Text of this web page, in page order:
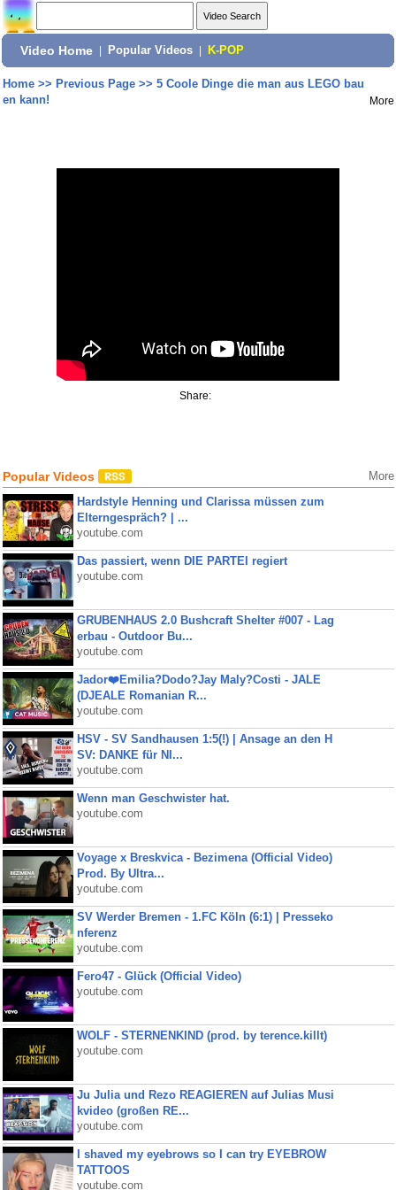
Video Home Popular Videos K-POP
Home>> Previous Page>> 5 Coole Dinge die man aus LEGO bau
en kann!
More
Share:
Popular Videos More
Hardstyle Henning und Clarissa müssen zum
Elterngespräch? | ...
youtube.com
Das passiert, wenn DIE PARTEI regiert
youtube.com
GRUBENHAUS 2.0 Bushcraft Shelter #007 - Lag
erbau - Outdoor Bu...
youtube.com
Jador❤️Emilia?Dodo?Jay Maly?Costi - JALE
(DJEALE Romanian R...
youtube.com
HSV - SV Sandhausen 1:5(!) | Ansage an den H
SV: DANKE für NI...
youtube.com
Wenn man Geschwister hat.
youtube.com
Voyage x Breskvica - Bezimena (Official Video)
Prod. By Ultra...
youtube.com
SV Werder Bremen - 1.FC Köln (6:1) | Presseko
nferenz
youtube.com
Fero47 - Glück (Official Video)
youtube.com
WOLF - STERNENKIND (prod. by terence.killt)
youtube.com
Ju Julia und Rezo REAGIEREN auf Julias Musi
kvideo (großen RE...
youtube.com
I shaved my eyebrows so I can try EYEBROW
TATTOOS
youtube.com